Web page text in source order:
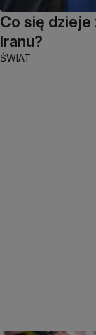
Co się
Iranu?
ŚWIAT